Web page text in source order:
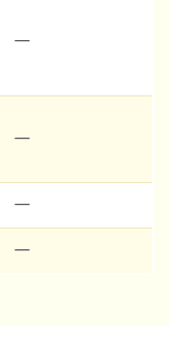
—
—
—
—